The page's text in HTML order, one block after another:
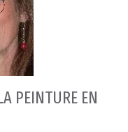
PEINTURE EN